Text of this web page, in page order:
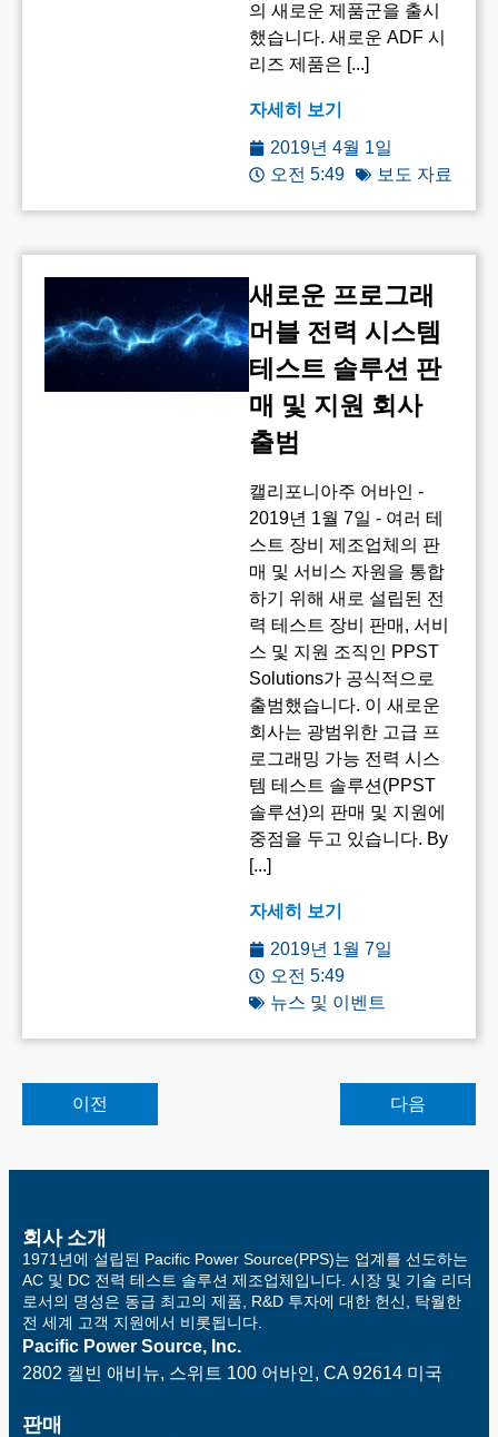
의 새로운 제품군을 출시
했습니다. 새로운 ADF 시
리즈 제품은 [...]
자세히 보기
2019년 4월 1일
오전 5:49
보도 자료
새로운 프로그래
머블 전력 시스템
테스트 솔루션 판
매 및 지원 회사
출범
캘리포니아주 어바인 -
2019년 1월 7일 - 여러 테
스트 장비 제조업체의 판
매 및 서비스 자원을 통합
하기 위해 새로 설립된 전
력 테스트 장비 판매, 서비
스 및 지원 조직인 PPST
Solutions가 공식적으로
출범했습니다. 이 새로운
회사는 광범위한 고급 프
로그래밍 가능 전력 시스
템 테스트 솔루션(PPST
솔루션)의 판매 및 지원에
중점을 두고 있습니다. By
[...]
자세히 보기
2019년 1월 7일
오전 5:49
뉴스 및 이벤트
이전 다음
회사 소개
1971년에 설립된 Pacific Power Source(PPS)는 업계를 선도하는
AC 및 DC 전력 테스트 솔루션 제조업체입니다. 시장 및 기술 리더
로서의 명성은 동급 최고의 제품, R&D 투자에 대한 헌신, 탁월한
전 세계 고객 지원에서 비롯됩니다.
Pacific Power Source, Inc.
2802 켈빈 애비뉴, 스위트 100 어바인, CA 92614 미국
판매